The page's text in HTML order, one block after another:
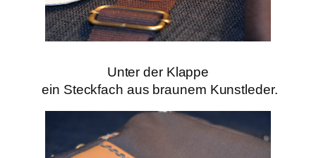
Unter der Klappe
ein Steckfach aus braunem Kunstleder.